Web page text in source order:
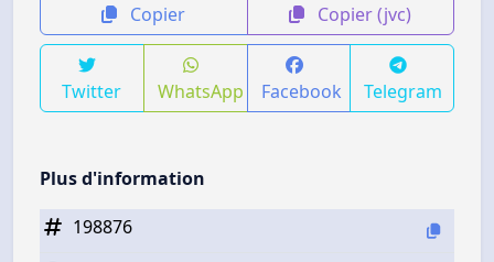
Copier Copier (jvc)
Twitter WhatsApp Facebook Telegram
Plus d'information
198876